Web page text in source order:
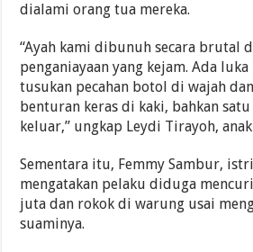
dialami orang tua mereka.
“Ayah kami dibunuh secara brutal
penganiayaan yang kejam. Ada
tusukan pecahan botol di wajah
benturan keras di kaki, bahkan
keluar,” ungkap Leydi Tirayoh,
Sementara itu, Femmy Sambur,
mengatakan pelaku diduga
juta dan rokok di warung usai
suaminya.